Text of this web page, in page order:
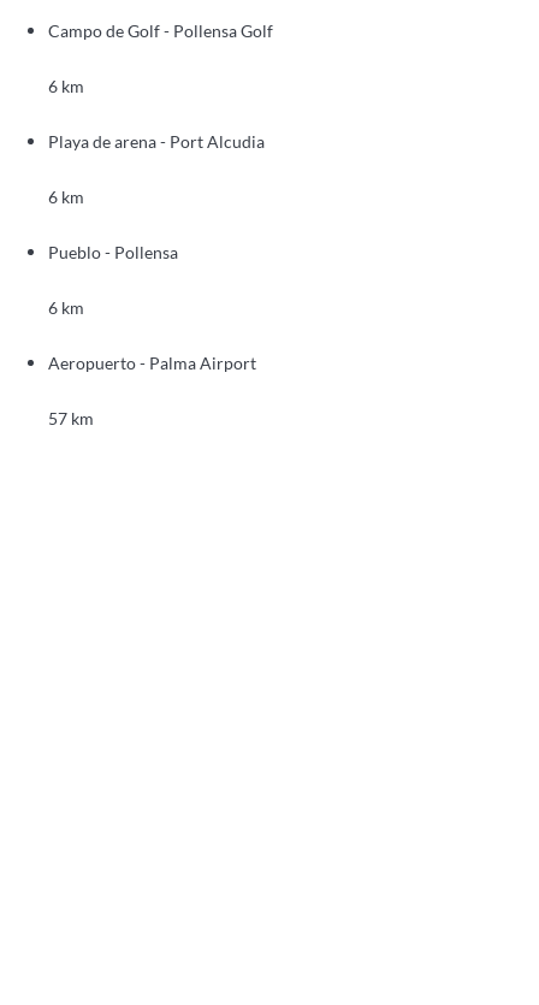
Campo de Golf - Pollensa Golf
6 km
Playa de arena - Port Alcudia
6 km
Pueblo - Pollensa
6 km
Aeropuerto - Palma Airport
57 km